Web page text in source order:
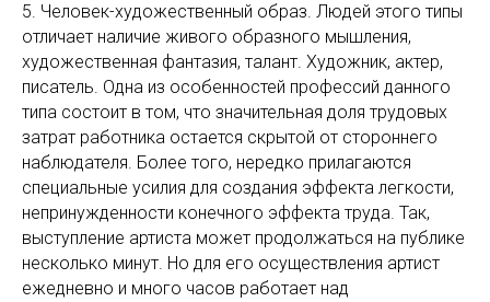
5. Человек-художественный образ. Людей этого типы
отличает наличие живого образного мышления,
художественная фантазия, талант. Художник, актер,
писатель. Одна из особенностей профессий данного
типа состоит в том, что значительная доля трудовых
затрат работника остается скрытой от стороннего
наблюдателя. Более того, нередко прилагаются
специальные усилия для создания эффекта легкости,
непринужденности конечного эффекта труда. Так,
выступление артиста может продолжаться на публике
несколько минут. Но для его осуществления артист
ежедневно и много часов работает над